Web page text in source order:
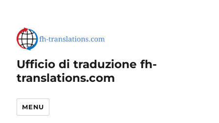
Ufficio di traduzione fh-
translations.com
MENU